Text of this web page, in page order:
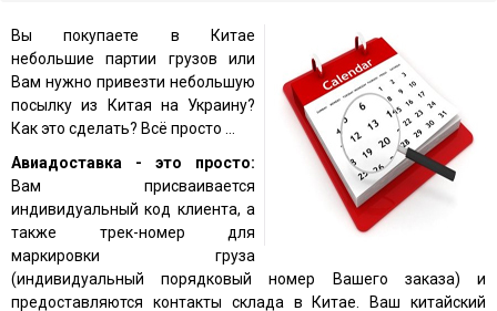
Доставка контейнеров
Автодоставка
Блог
Вы покупаете в Китае
небольшие партии грузов или
Вам нужно привезти небольшую
посылку из Китая на Украину?
Как это сделать? Всё просто …
Авиадоставка - это просто:
Вам присваивается
индивидуальный код клиента, а
также трек-номер для
маркировки груза
(индивидуальный порядковый номер Вашего заказа) и
предоставляются контакты склада в Китае. Ваш китайский